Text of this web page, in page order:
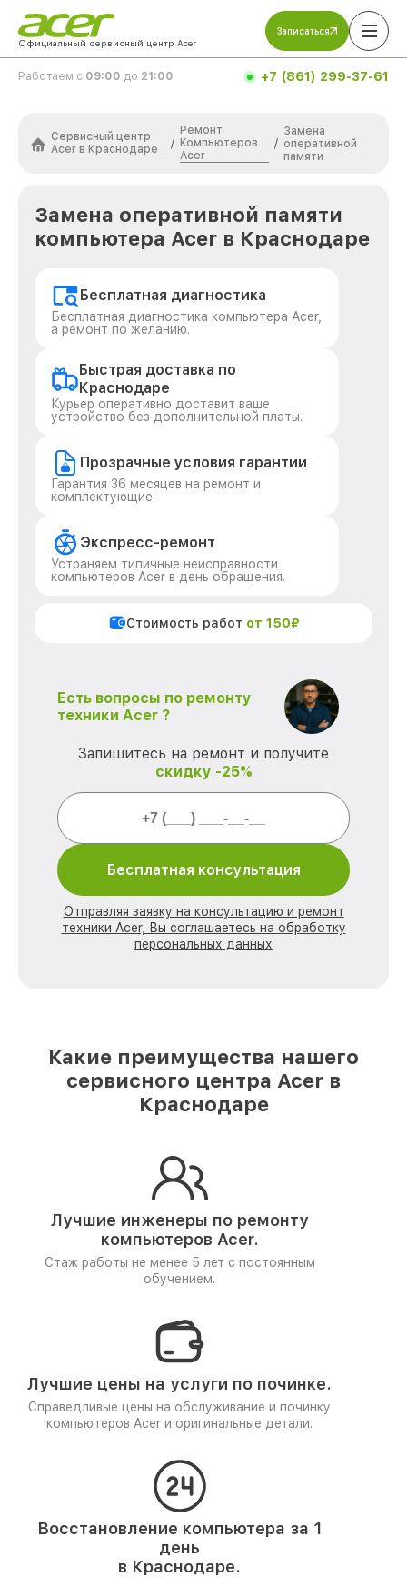
Официальный сервисный центр Acer
Записаться
Работаем с 09:00 до 21:00 +7 (861) 299-37-61
Сервисный центр
Acer в Краснодаре
/
Ремонт
Компьютеров
Acer
/
Замена
оперативной
памяти
Замена оперативной памяти
компьютера Acer в Краснодаре
Бесплатная диагностика
Бесплатная диагностика компьютера Acer,
а ремонт по желанию.
Быстрая доставка по
Краснодаре
Курьер оперативно доставит ваше
устройство без дополнительной платы.
Прозрачные условия гарантии
Гарантия 36 месяцев на ремонт и
комплектующие.
Экспресс-ремонт
Устраняем типичные неисправности
компьютеров Acer в день обращения.
Стоимость работ от 150₽
Есть вопросы по ремонту
техники Acer ?
Запишитесь на ремонт и получите
скидку -25%
Бесплатная консультация
Отправляя заявку на консультацию и ремонт
техники Acer, Вы соглашаетесь на обработку
персональных данных
Какие преимущества нашего
сервисного центра Acer в
Краснодаре
Лучшие инженеры по ремонту
компьютеров Acer.
Стаж работы не менее 5 лет с постоянным
обучением.
Лучшие цены на услуги по починке.
Справедливые цены на обслуживание и починку
компьютеров Acer и оригинальные детали.
Восстановление компьютера за 1
день
в Краснодаре.